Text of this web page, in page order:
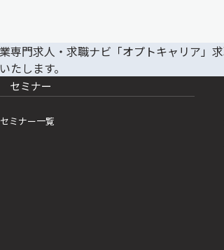
セミナー
セミナー一覧